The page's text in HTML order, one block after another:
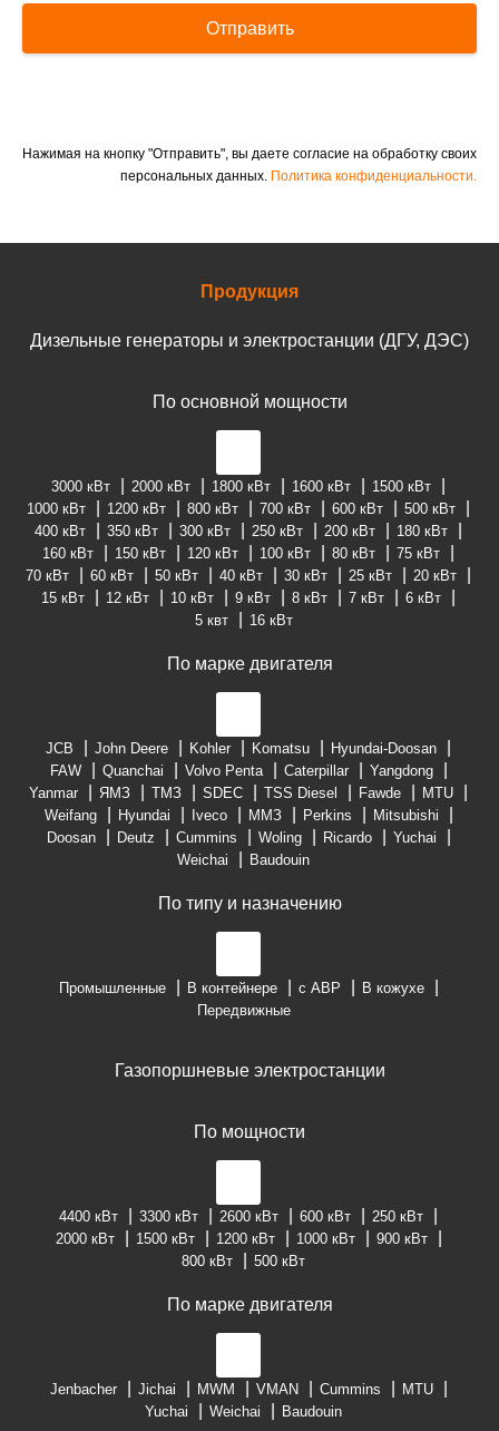
Отправить
Нажимая на кнопку "Отправить", вы даете согласие на обработку своих
персональных данных. Политика конфиденциальности.
Продукция
Дизельные генераторы и электростанции (ДГУ, ДЭС)
По основной мощности
3000 кВт 2000 кВт 1800 кВт 1600 кВт
1500 кВт
1000 кВт
1200 кВт 800 кВт 700 кВт 600 кВт
500 кВт
400 кВт
350 кВт 300 кВт 250 кВт 200 кВт
180 кВт
160 кВт
150 кВт 120 кВт 100 кВт 80 кВт
75 кВт
70 кВт
60 кВт 50 кВт 40 кВт 30 кВт 25 кВт
20 кВт
15 кВт
12 кВт 10 кВт 9 кВт 8 кВт 7 кВт
6 кВт
5 квт
16 кВт
По марке двигателя
JCB John Deere Kohler Komatsu
Hyundai-Doosan
FAW
Quanchai Volvo Penta Caterpillar
Yangdong
Yanmar
ЯМЗ ТМЗ SDEC TSS Diesel Fawde
MTU
Weifang
Hyundai Iveco ММЗ Perkins
Mitsubishi
Doosan
Deutz Cummins Woling Ricardo
Yuchai
Weichai
Baudouin
По типу и назначению
Промышленные В контейнере с АВР
В кожухе
Передвижные
Газопоршневые электростанции
По мощности
4400 кВт 3300 кВт 2600 кВт 600 кВт
250 кВт
2000 кВт
1500 кВт 1200 кВт 1000 кВт
900 кВт
800 кВт
500 кВт
По марке двигателя
Jenbacher Jichai MWM VMAN Cummins
MTU
Yuchai
Weichai Baudouin